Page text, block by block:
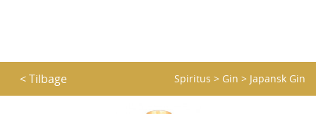
< Tilbage Spiritus > Gin > Japansk Gin